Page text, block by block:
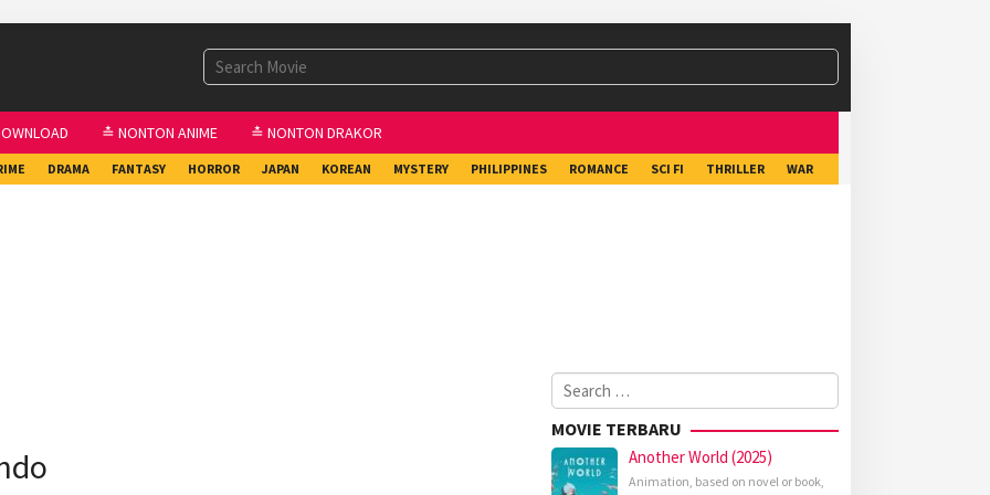
≛ NONTON ANIME ≛ NONTON DRAKOR
DRAMA FANTASY HORROR JAPAN KOREAN MYSTERY PHILIPPINES ROMANCE SCI FI THRILLER WAR
Search
for:
MOVIE TERBARU
Another World (2025)
Animation, based on novel or book,